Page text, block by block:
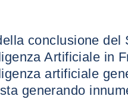
conclusione del
Artificiale in
artificiale
generando